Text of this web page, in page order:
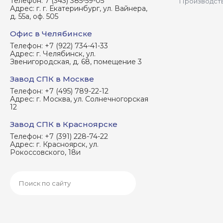
Адрес: г. г. Екатеринбург, ул. Вайнера,
д. 55а, оф. 505
Офис в Челябинске
Телефон: +7 (922) 734-41-33
Адрес: г. Челябинск, ул.
Звенигородская, д. 68, помещение 3
Завод СПК в Москве
Телефон: +7 (495) 789-22-12
Адрес: г. Москва, ул. Солнечногорская
12
Завод СПК в Красноярске
Телефон: +7 (391) 228-74-22
Адрес: г. Красноярск, ул.
Рокоссовского, 18и